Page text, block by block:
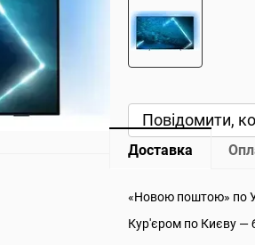
Повідомити,
Доставка
«Новою поштою» по
Кур'єром по Києву —